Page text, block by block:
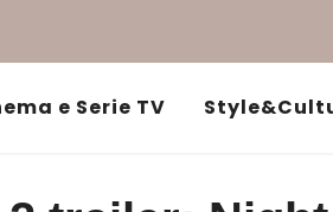
e Serie TV